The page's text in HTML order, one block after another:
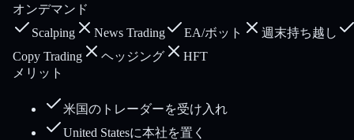
オンデマンド
Scalping
News Trading EA/ボット
週末持ち越し
Copy Trading
ヘッジング
HFT
メリット
米国のトレーダーを受け入れ
United Statesに本社を置く